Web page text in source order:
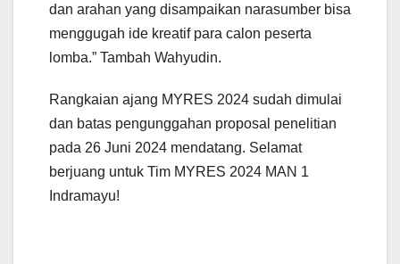
dan arahan yang disampaikan narasumber bisa
menggugah ide kreatif para calon peserta
lomba.” Tambah Wahyudin.
Rangkaian ajang MYRES 2024 sudah dimulai
dan batas pengunggahan proposal penelitian
pada 26 Juni 2024 mendatang. Selamat
berjuang untuk Tim MYRES 2024 MAN 1
Indramayu!